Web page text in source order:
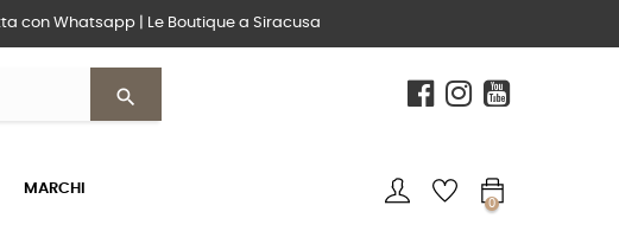
con Whatsapp Le Boutique a Siracusa
search
MARCHI
0